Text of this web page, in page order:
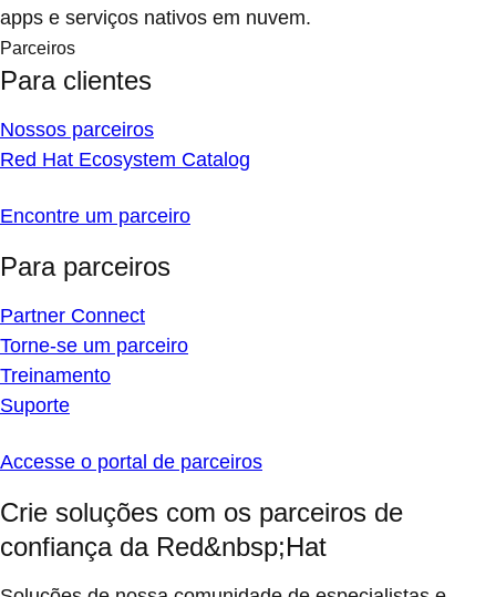
apps e serviços nativos em nuvem.
Parceiros
Para clientes
Nossos parceiros
Red Hat Ecosystem Catalog
Encontre um parceiro
Para parceiros
Partner Connect
Torne-se um parceiro
Treinamento
Suporte
Accesse o portal de parceiros
Crie soluções com os parceiros de
confiança da Red&nbsp;Hat